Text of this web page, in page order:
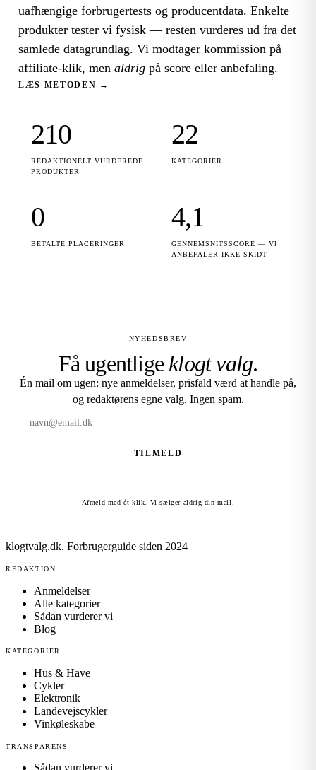
uafhængige forbrugertests og producentdata. Enkelte
produkter tester vi fysisk — resten vurderes ud fra det
samlede datagrundlag. Vi modtager kommission på
affiliate-klik, men aldrig på score eller anbefaling.
LÆS METODEN →
210
REDAKTIONELT VURDEREDE
PRODUKTER
22
KATEGORIER
0
BETALTE PLACERINGER
4,1
GENNEMSNITSSCORE — VI
ANBEFALER IKKE SKIDT
NYHEDSBREV
Få ugentlige klogt valg.
Én mail om ugen: nye anmeldelser, prisfald værd at handle på,
og redaktørens egne valg. Ingen spam.
TILMELD
Afmeld med ét klik. Vi sælger aldrig din mail.
klogtvalg.dk. Forbrugerguide siden 2024
REDAKTION
Anmeldelser
Alle kategorier
Sådan vurderer vi
Blog
KATEGORIER
Hus & Have
Cykler
Elektronik
Landevejscykler
Vinkøleskabe
TRANSPARENS